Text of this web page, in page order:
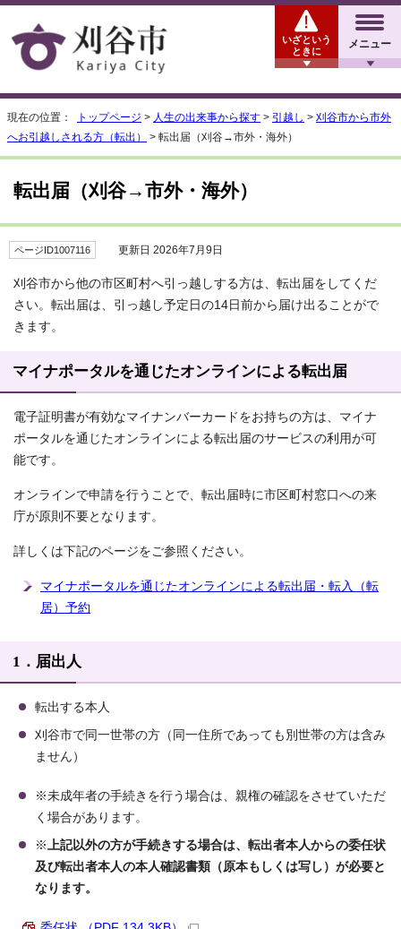
メニュー
いざという
ときに
現在の位置： トップページ > 人生の出来事から探す > 引越し > 刈谷市から市外
へお引越しされる方（転出）
> 転出届（刈谷→市外・海外）
転出届（刈谷→市外・海外）
ページID1007116 更新日 2026年7月9日
刈谷市から他の市区町村へ引っ越しする方は、転出届をしてくだ
さい。転出届は、引っ越し予定日の14日前から届け出ることがで
きます。
マイナポータルを通じたオンラインによる転出届
電子証明書が有効なマイナンバーカードをお持ちの方は、マイナ
ポータルを通じたオンラインによる転出届のサービスの利用が可
能です。
オンラインで申請を行うことで、転出届時に市区町村窓口への来
庁が原則不要となります。
詳しくは下記のページをご参照ください。
マイナポータルを通じたオンラインによる転出届・転入（転
居）予約
1．届出人
転出する本人
刈谷市で同一世帯の方（同一住所であっても別世帯の方は含み
ません）
※未成年者の手続きを行う場合は、親権の確認をさせていただ
く場合があります。
※上記以外の方が手続きする場合は、転出者本人からの委任状
及び転出者本人の本人確認書類（原本もしくは写し ）が必要と
なります。